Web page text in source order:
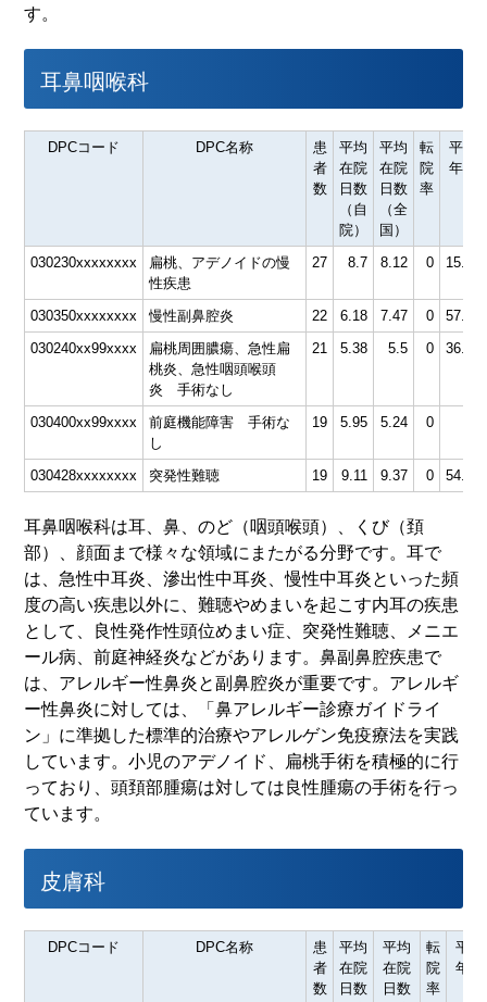
す。
耳鼻咽喉科
DPCコード DPC名称
患
者
数
平均
在院
日数
（自
院）
平均
在院
日数
（全
国）
転
院
率
平均
年齢
030230xxxxxxxx
扁桃、アデノイドの慢
性疾患
27 8.7 8.12 0 15.37
030350xxxxxxxx 慢性副鼻腔炎 22 6.18 7.47 0
57.36
030240xx99xxxx
扁桃周囲膿瘍、急性扁
桃炎、急性咽頭喉頭
炎 手術なし
21 5.38 5.5 0 36.43
030400xx99xxxx
前庭機能障害 手術な
し
19 5.95 5.24 0
030428xxxxxxxx 突発性難聴 19 9.11 9.37 0 54.74
耳鼻咽喉科は耳、鼻、のど（咽頭喉頭）、くび（頚
部）、顔面まで様々な領域にまたがる分野です。耳で
は、急性中耳炎、滲出性中耳炎、慢性中耳炎といった頻
度の高い疾患以外に、難聴やめまいを起こす内耳の疾患
として、良性発作性頭位めまい症、突発性難聴、メニエ
ール病、前庭神経炎などがあります。鼻副鼻腔疾患で
は、アレルギー性鼻炎と副鼻腔炎が重要です。アレルギ
ー性鼻炎に対しては、「鼻アレルギー診療ガイドライ
ン」に準拠した標準的治療やアレルゲン免疫療法を実践
しています。小児のアデノイド、扁桃手術を積極的に行
っており、頭頚部腫瘍は対しては良性腫瘍の手術を行っ
ています。
皮膚科
DPCコード DPC名称
患
者
数
平均
在院
日数
平均
在院
日数
転
院
率
平均
年齢